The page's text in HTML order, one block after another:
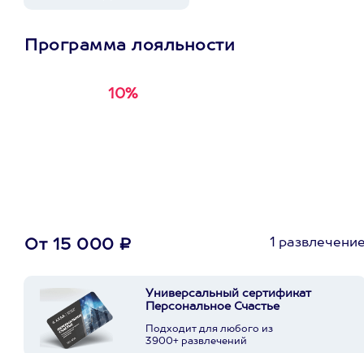
Программа лояльности
10%
От 15 000 ₽ 1
Универсальный сертификат
Персональное Счастье
Подходит для любого из
3900+ развлечений